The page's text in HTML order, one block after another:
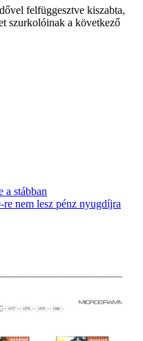
felfüggesztve kiszabta,
szurkolóinak a következő
a stábban
nem lesz pénz nyugdíjra